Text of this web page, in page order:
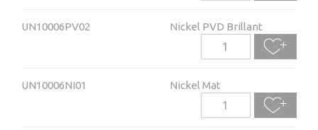
UN10006PV02 Nickel PVD Brillant
UN10006NI01 Nickel Mat